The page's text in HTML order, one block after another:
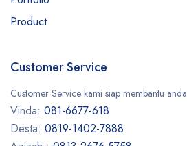
Product
Customer Service
Customer Service kami siap membantu anda
Vinda: 081-6677-618
Desta: 0819-1402-7888